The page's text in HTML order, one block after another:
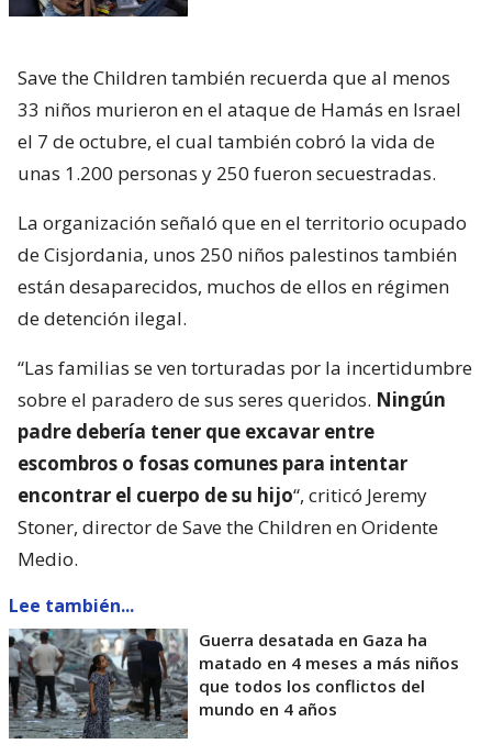
Save the Children también recuerda que al menos
33 niños murieron en el ataque de Hamás en Israel
el 7 de octubre, el cual también cobró la vida de
unas 1.200 personas y 250 fueron secuestradas.
La organización señaló que en el territorio ocupado
de Cisjordania, unos 250 niños palestinos también
están desaparecidos, muchos de ellos en régimen
de detención ilegal.
“Las familias se ven torturadas por la incertidumbre
sobre el paradero de sus seres queridos. Ningún
padre debería tener que excavar entre
escombros o fosas comunes para intentar
encontrar el cuerpo de su hijo“, criticó Jeremy
Stoner, director de Save the Children en Oridente
Medio.
Lee también...
Guerra desatada en Gaza ha
matado en 4 meses a más niños
que todos los conflictos del
mundo en 4 años